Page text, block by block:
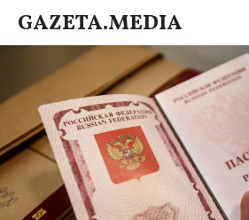
GAZETA.MEDIA